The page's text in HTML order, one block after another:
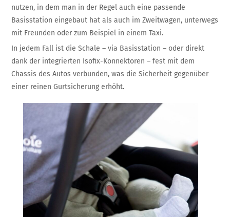
nutzen, in dem man in der Regel auch eine passende
Basisstation eingebaut hat als auch im Zweitwagen, unterwegs
mit Freunden oder zum Beispiel in einem Taxi.
In jedem Fall ist die Schale – via Basisstation – oder direkt
dank der integrierten Isofix-Konnektoren – fest mit dem
Chassis des Autos verbunden, was die Sicherheit gegenüber
einer reinen Gurtsicherung erhöht.